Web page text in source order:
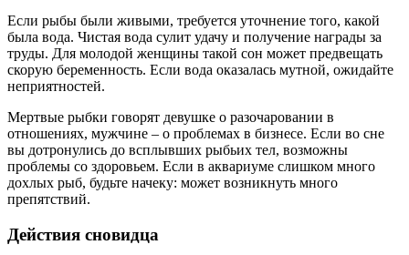
Если рыбы были живыми, требуется уточнение того, какой
была вода. Чистая вода сулит удачу и получение награды за
труды. Для молодой женщины такой сон может предвещать
скорую беременность. Если вода оказалась мутной, ожидайте
неприятностей.
Мертвые рыбки говорят девушке о разочаровании в
отношениях, мужчине – о проблемах в бизнесе. Если во сне
вы дотронулись до всплывших рыбьих тел, возможны
проблемы со здоровьем. Если в аквариуме слишком много
дохлых рыб, будьте начеку: может возникнуть много
препятствий.
Действия сновидца